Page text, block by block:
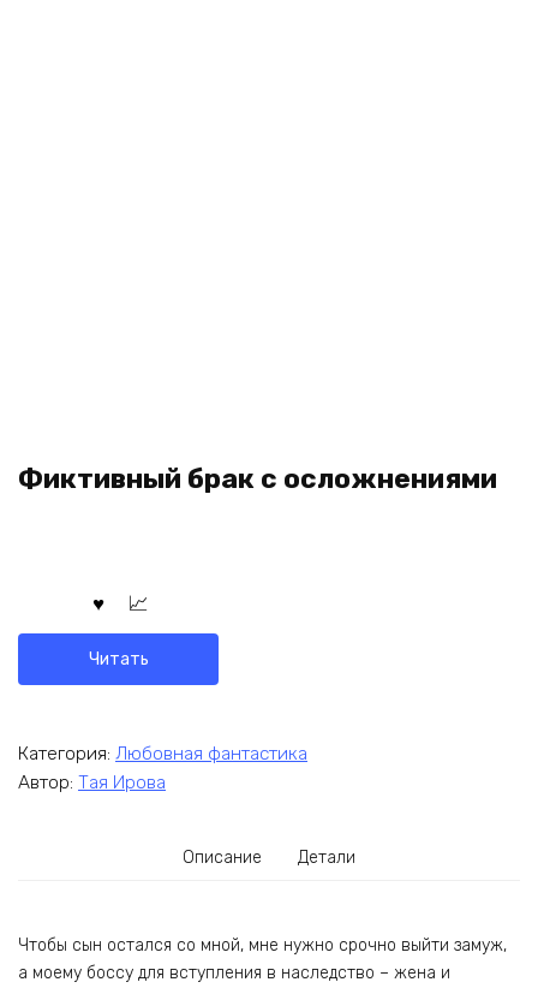
Фиктивный брак с осложнениями
Читать
Категория: Любовная фантастика
Автор: Тая Ирова
Описание Детали
Чтобы сын остался со мной, мне нужно срочно выйти замуж,
а моему боссу для вступления в наследство – жена и